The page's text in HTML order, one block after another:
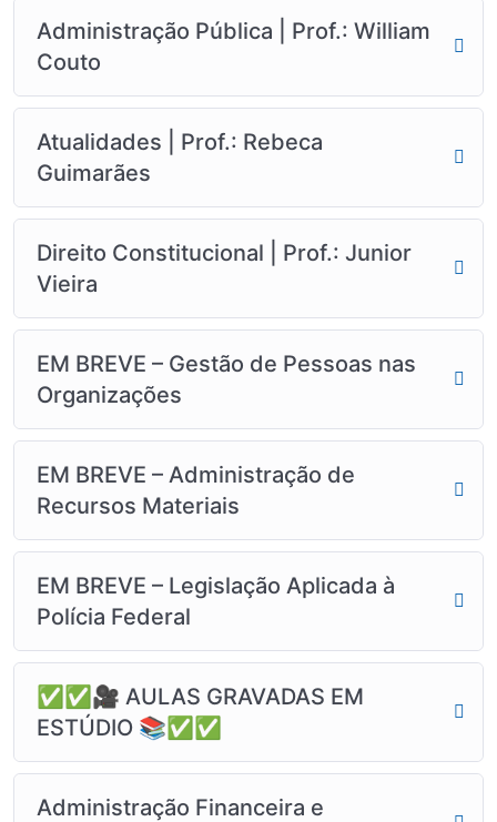
Administração Pública | Prof.: William
Couto
Atualidades | Prof.: Rebeca
Guimarães
Direito Constitucional | Prof.: Junior
Vieira
EM BREVE – Gestão de Pessoas nas
Organizações​
EM BREVE – Administração de
Recursos Materiais
EM BREVE – Legislação Aplicada à
Polícia Federal​
✅✅🎥 AULAS GRAVADAS EM
ESTÚDIO 📚✅✅
Administração Financeira e